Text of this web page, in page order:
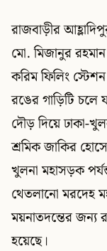
রাজবাড়ীর
মো. মিজানুর
করিম ফিলিং
রঙের গাড়িটি চলে
দৌড় দিয়ে ঢাকা-
শ্রমিক জাকির
খুলনা মহাসড়ক
থেতলানো মরদেহ
ময়নাতদন্তের জন্য
হয়েছে।